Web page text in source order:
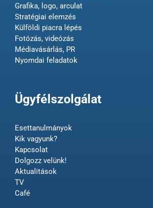
Grafika, logo, arculat
Stratégiai elemzés
Külföldi piacra lépés
Fotózás, videózás
Médiavásárlás, PR
Nyomdai feladatok
Ügyfélszolgálat
Esettanulmányok
Kik vagyunk?
Kapcsolat
Dolgozz velünk!
Aktualitások
TV
Café